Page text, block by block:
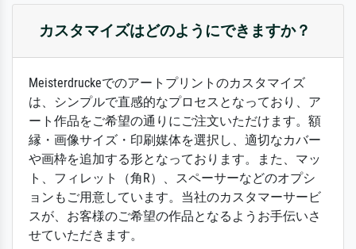
カスタマイズはどのようにできますか？
Meisterdruckeでのアートプリントのカスタマイズ
は、シンプルで直感的なプロセスとなっており、ア
ート作品をご希望の通りにご注文いただけます。額
縁・画像サイズ・印刷媒体を選択し、適切なカバー
や画枠を追加する形となっております。また、マッ
ト、フィレット（角R）、スペーサーなどのオプシ
ョンもご用意しています。当社のカスタマーサービ
スが、お客様のご希望の作品となるようお手伝いさ
せていただきます。